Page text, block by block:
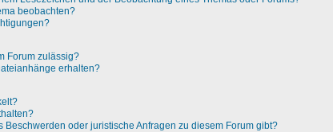
beobachten?
Forum zulässig?
erhalten?
oder juristische Anfragen zu diesem Forum gibt?